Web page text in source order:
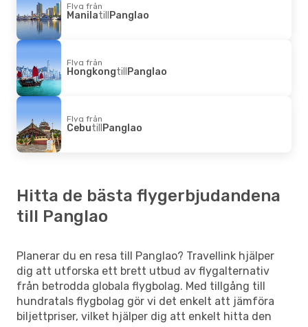
Flyg från
ManilatillPanglao
Flyg från
HongkongtillPanglao
Flyg från
CebutillPanglao
Hitta de bästa flygerbjudandena
till Panglao
Planerar du en resa till Panglao? Travellink hjälper
dig att utforska ett brett utbud av flygalternativ
från betrodda globala flygbolag. Med tillgång till
hundratals flygbolag gör vi det enkelt att jämföra
biljettpriser, vilket hjälper dig att enkelt hitta den